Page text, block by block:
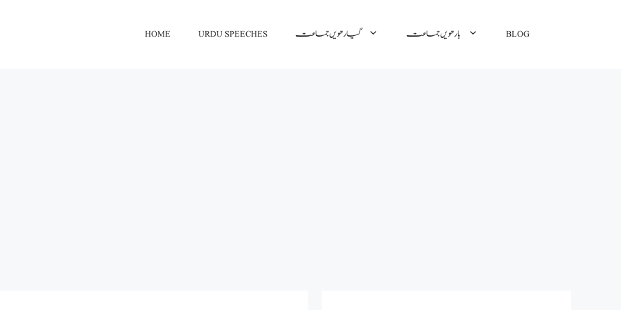
HOME URDU SPEECHES گیارھویں جماعت بارھویں جماعت BLOG